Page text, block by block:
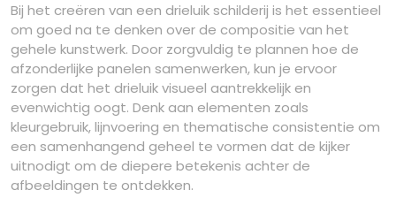
Bij het creëren van een drieluik schilderij is het essentieel
om goed na te denken over de compositie van het
gehele kunstwerk. Door zorgvuldig te plannen hoe de
afzonderlijke panelen samenwerken, kun je ervoor
zorgen dat het drieluik visueel aantrekkelijk en
evenwichtig oogt. Denk aan elementen zoals
kleurgebruik, lijnvoering en thematische consistentie om
een samenhangend geheel te vormen dat de kijker
uitnodigt om de diepere betekenis achter de
afbeeldingen te ontdekken.